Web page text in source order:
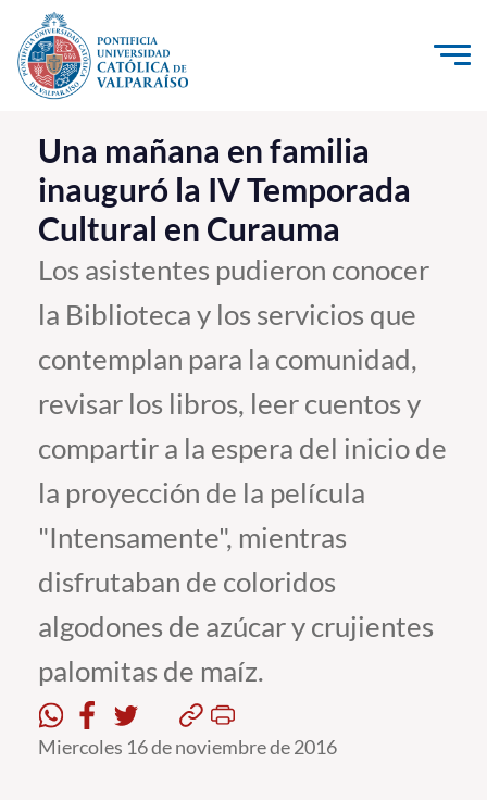
Click acá para ir directamente al contenido
La Universidad
Investigación, Creación e Innovación
PUCV Internacional
Vinculación con el Medio
Pregrado
Estudiantes
Académicos
Funcionarios
Alumni
English
Una mañana en familia
inauguró la IV Temporada
Cultural en Curauma
Los asistentes pudieron conocer
la Biblioteca y los servicios que
contemplan para la comunidad,
revisar los libros, leer cuentos y
compartir a la espera del inicio de
la proyección de la película
"Intensamente", mientras
disfrutaban de coloridos
algodones de azúcar y crujientes
palomitas de maíz.
Miercoles 16 de noviembre de 2016